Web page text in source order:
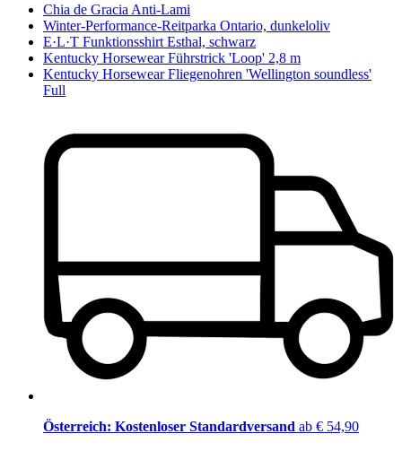
Chia de Gracia Anti-Lami
Winter-Performance-Reitparka Ontario, dunkeloliv
E·L·T Funktionsshirt Esthal, schwarz
Kentucky Horsewear Führstrick 'Loop' 2,8 m
Kentucky Horsewear Fliegenohren 'Wellington soundless'
Full
Österreich: Kostenloser Standardversand ab € 54,90